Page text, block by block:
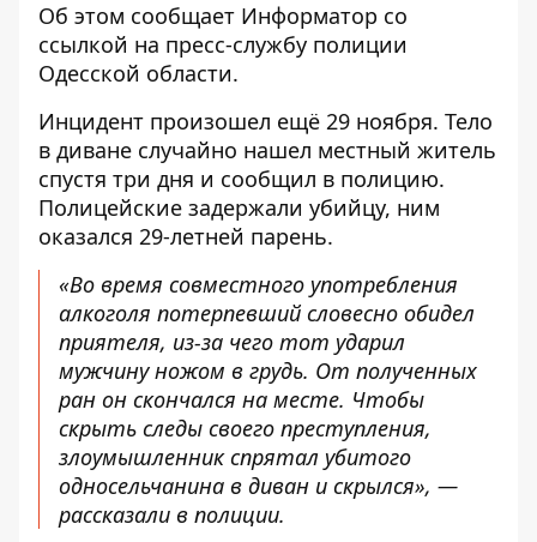
Об этом сообщает Информатор со
ссылкой на пресс-службу полиции
Одесской области.
Инцидент произошел ещё 29 ноября. Тело
в диване случайно нашел местный житель
спустя три дня и сообщил в полицию.
Полицейские задержали убийцу, ним
оказался 29-летней парень.
«Во время совместного употребления
алкоголя потерпевший словесно обидел
приятеля, из-за чего тот ударил
мужчину ножом в грудь. От полученных
ран он скончался на месте. Чтобы
скрыть следы своего преступления,
злоумышленник спрятал убитого
односельчанина в диван и скрылся», —
рассказали в полиции.